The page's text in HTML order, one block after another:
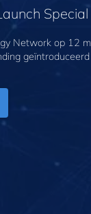
Special
Network op 12